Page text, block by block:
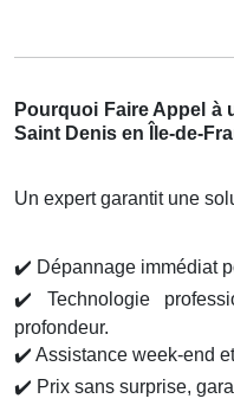
Pourquoi Faire Appel à
Saint Denis en Île-de-
Un expert garantit une
✔️ Dépannage immédiat
✔️ Technologie
profondeur.
✔️ Assistance week-end
✔️ Prix sans surprise,